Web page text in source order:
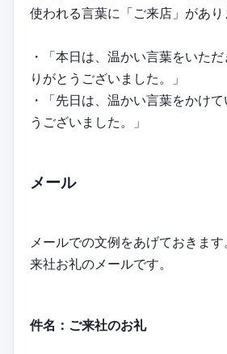
使われる言葉に「ご来店」があり
・「本日は、温かい言葉をいた
りがとうございました。」
・「先日は、温かい言葉をかけ
うございました。」
メール
メールでの文例をあげておきます
来社お礼のメールです。
件名：ご来社のお礼